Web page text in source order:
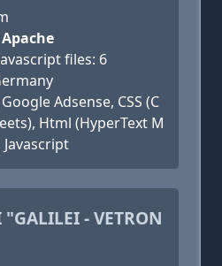
files: 6
Adsense, CSS (C
Html (HyperText M
"GALILEI - VETRON